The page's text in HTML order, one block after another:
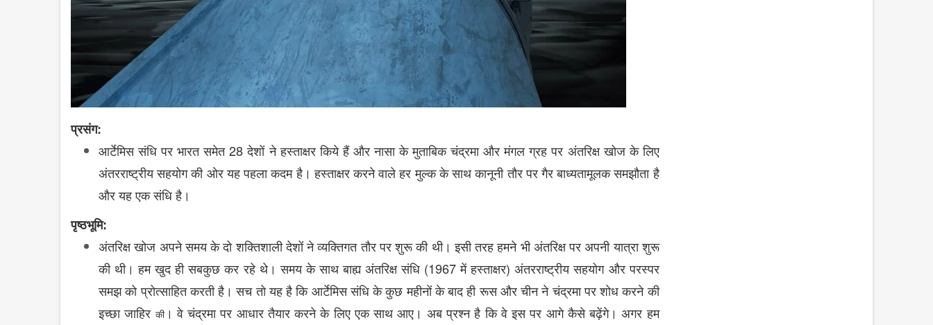
प्रसंग:
आर्टेमिस संधि पर भारत समेत 28देशों ने हस्ताक्षर किये हैं और नासा के मुताबिक चंद्रमा और मंगल ग्रह पर अंतरिक्ष खोज के लिए
अंतरराष्ट्रीय सहयोग की ओर यह पहला कदम है। हस्ताक्षर करने वाले हर मुल्क के साथ कानूनी तौर पर गैर बाध्यतामूलक समझौता है
और यह एक संधि है।
पृष्ठभूमि:
अंतरिक्ष खोज अपने समय के दो शक्तिशाली देशों ने व्यक्तिगत तौर पर शुरू की थी। इसी तरह हमने भी अंतरिक्ष पर अपनी यात्रा शुरू
की थी। हम खुद ही सबकुछ कर रहे थे। समय के साथ बाह्य अंतरिक्ष संधि (1967में हस्ताक्षर)अंतरराष्ट्रीय सहयोग और परस्पर
समझ को प्रोत्साहित करती है। सच तो यह है कि आर्टेमिस संधि के कुछ महीनों के बाद ही रूस और चीन ने चंद्रमा पर शोध करने की
इच्छा जाहिर की। वे चंद्रमा पर आधार तैयार करने के लिए एक साथ आए। अब प्रश्न है कि वे इस पर आगे कैसे बढ़ेंगे। अगर हम